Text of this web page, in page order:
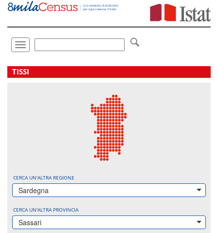
Vai
direttamente
Toggle
navigation
.
TISSI
CERCA UN'ALTRA REGIONE
Sardegna
CERCA UN'ALTRA PROVINCIA
Sassari